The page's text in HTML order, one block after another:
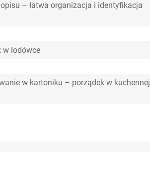
– łatwa organizacja i identyfikacja
w lodówce
w kartoniku – porządek w kuchennej